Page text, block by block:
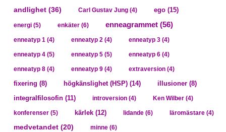
andlighet (36) Carl Gustav Jung (4) ego (15)
energi (5) enkäter (6) enneagrammet (56)
enneatyp 1 (4) enneatyp 2 (4) enneatyp 3 (4)
enneatyp 4 (5) enneatyp 5 (5) enneatyp 6 (4)
enneatyp 8 (4) enneatyp 9 (4) extraversion (4)
fixering (8) högkänslighet (HSP) (14) illusioner (8)
integralfilosofin (11) introversion (4) Ken Wilber (4)
konferenser (5) kärlek (12) lidande (6) läromästare (4)
medvetandet (20) minne (6)